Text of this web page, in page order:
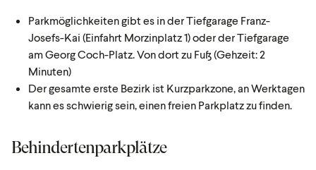
Parkmöglichkeiten gibt es in der Tiefgarage Franz-
Josefs-Kai (Einfahrt Morzinplatz 1) oder der Tiefgarage
am Georg Coch-Platz. Von dort zu Fuß (Gehzeit: 2
Minuten)
Der gesamte erste Bezirk ist Kurzparkzone, an Werktagen
kann es schwierig sein, einen freien Parkplatz zu finden.
Behindertenparkplätze